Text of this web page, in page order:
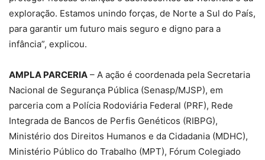
exploração. Estamos unindo forças, de Norte a Sul do País,
para garantir um futuro mais seguro e digno para a
infância”, explicou.
AMPLA PARCERIA – A ação é coordenada pela Secretaria
Nacional de Segurança Pública (Senasp/MJSP), em
parceria com a Polícia Rodoviária Federal (PRF), Rede
Integrada de Bancos de Perfis Genéticos (RIBPG),
Ministério dos Direitos Humanos e da Cidadania (MDHC),
Ministério Público do Trabalho (MPT), Fórum Colegiado